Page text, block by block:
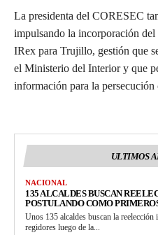
La presidenta del CORESEC
impulsando la incorporación
IRex para Trujillo, gestión que
el Ministerio del Interior y que
información para la persecución
ULTIMOS
NACIONAL
135 ALCALDES BUSCAN
POSTULANDO COMO
Unos 135 alcaldes buscan la
regidores luego de la...